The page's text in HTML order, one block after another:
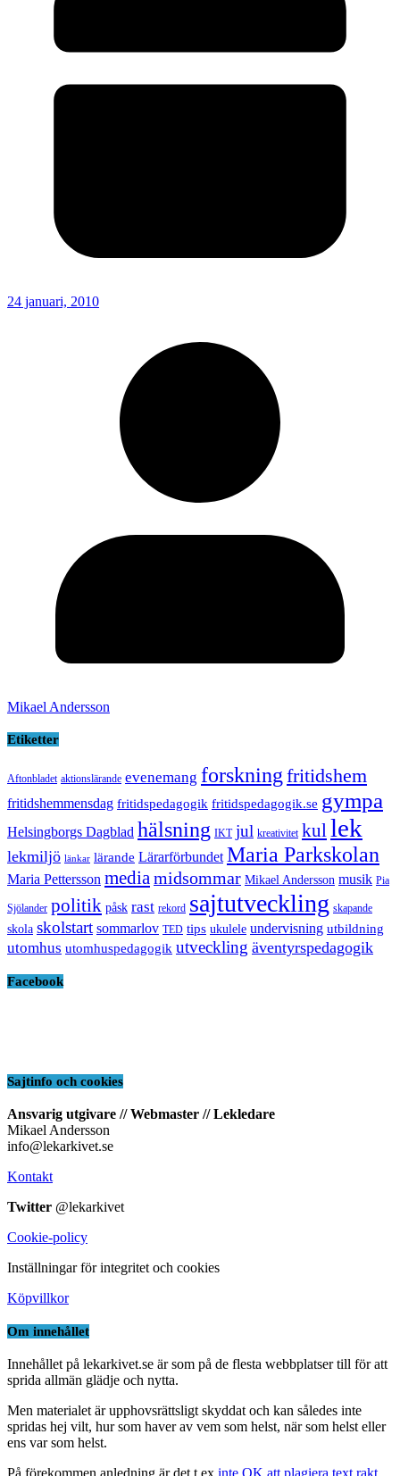
24 januari, 2010
Mikael Andersson
Etiketter
Aftonbladet aktionslärande evenemang forskning fritidshem
fritidshemmensdag fritidspedagogik fritidspedagogik.se gympa
Helsingborgs Dagblad hälsning IKT jul kreativitet kul lek
lekmiljö länkar lärande Lärarförbundet Maria Parkskolan
Maria Pettersson media midsommar Mikael Andersson musik Pia
Sjölander politik påsk rast rekord sajtutveckling skapande
skola skolstart sommarlov TED tips ukulele undervisning utbildning
utomhus utomhuspedagogik utveckling äventyrspedagogik
Facebook
Sajtinfo och cookies
Ansvarig utgivare // Webmaster // Lekledare
Mikael Andersson
info@lekarkivet.se
Kontakt
Twitter @lekarkivet
Cookie-policy
Inställningar för integritet och cookies
Köpvillkor
Om innehållet
Innehållet på lekarkivet.se är som på de flesta webbplatser till för att
sprida allmän glädje och nytta.
Men materialet är upphovsrättsligt skyddat och kan således inte
spridas hej vilt, hur som haver av vem som helst, när som helst eller
ens var som helst.
På förekommen anledning är det t.ex inte OK att plagiera text rakt